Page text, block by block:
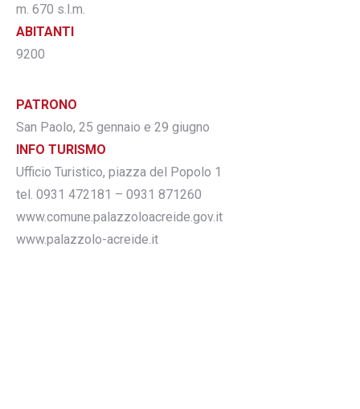
m. 670 s.l.m.
ABITANTI
9200
PATRONO
San Paolo, 25 gennaio e 29 giugno
INFO TURISMO
Ufficio Turistico, piazza del Popolo 1
tel. 0931 472181 – 0931 871260
www.comune.palazzoloacreide.gov.it
www.palazzolo-acreide.it